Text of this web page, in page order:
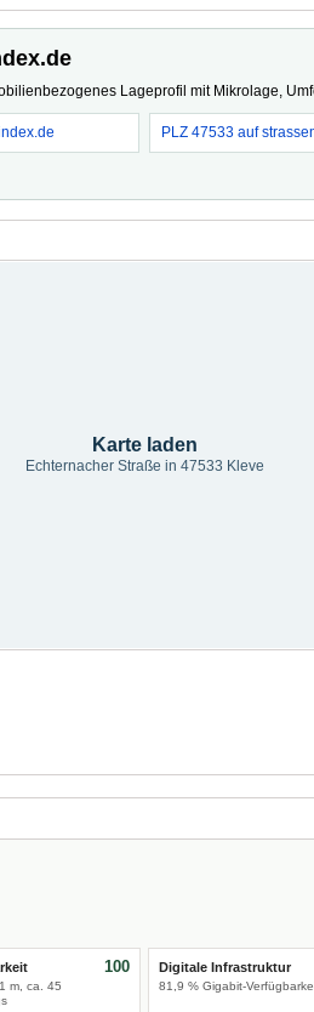
Lageprofil mit Mikrolage,
PLZ 47533 auf
Karte laden
Echternacher Straße in 47533 Kleve
m, ca. 45
100 Digitale Infrastruktur
81,9 % Gigabit-